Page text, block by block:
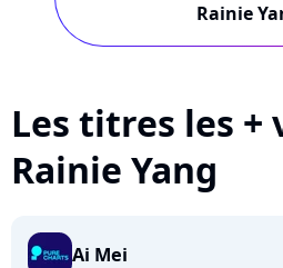
Rainie
Les titres les +
Rainie Yang
Ai Mei